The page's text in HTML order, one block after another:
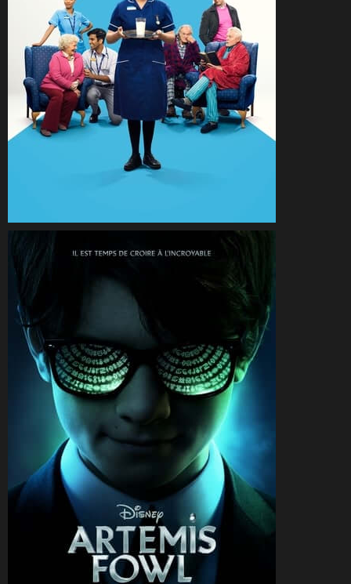
CineSam 6 septembre 2023